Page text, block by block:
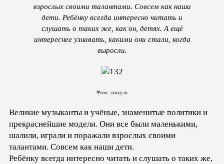
взрослых своими талантами. Совсем как наши
дети. Ребёнку всегда интересно читать и
слушать о таких же, как он, детях. А ещё
интереснее узнавать, какими они стали, когда
выросли.
Фото: staryy.ru
Великие музыканты и учёные, знаменитые политики и
прекраснейшие модели. Они все были маленькими,
шалили, играли и поражали взрослых своими
талантами. Совсем как наши дети.
Ребёнку всегда интересно читать и слушать о таких же,